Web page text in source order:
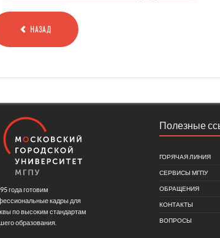
НАЗАД
года готовим
кадры для
по высоким стандартам
образования.
Полезные
ГОРЯЧАЯ ЛИНИЯ
СЕРВИСЫ МГПУ
ОБРАЩЕНИЯ
КОНТАКТЫ
ВОПРОСЫ